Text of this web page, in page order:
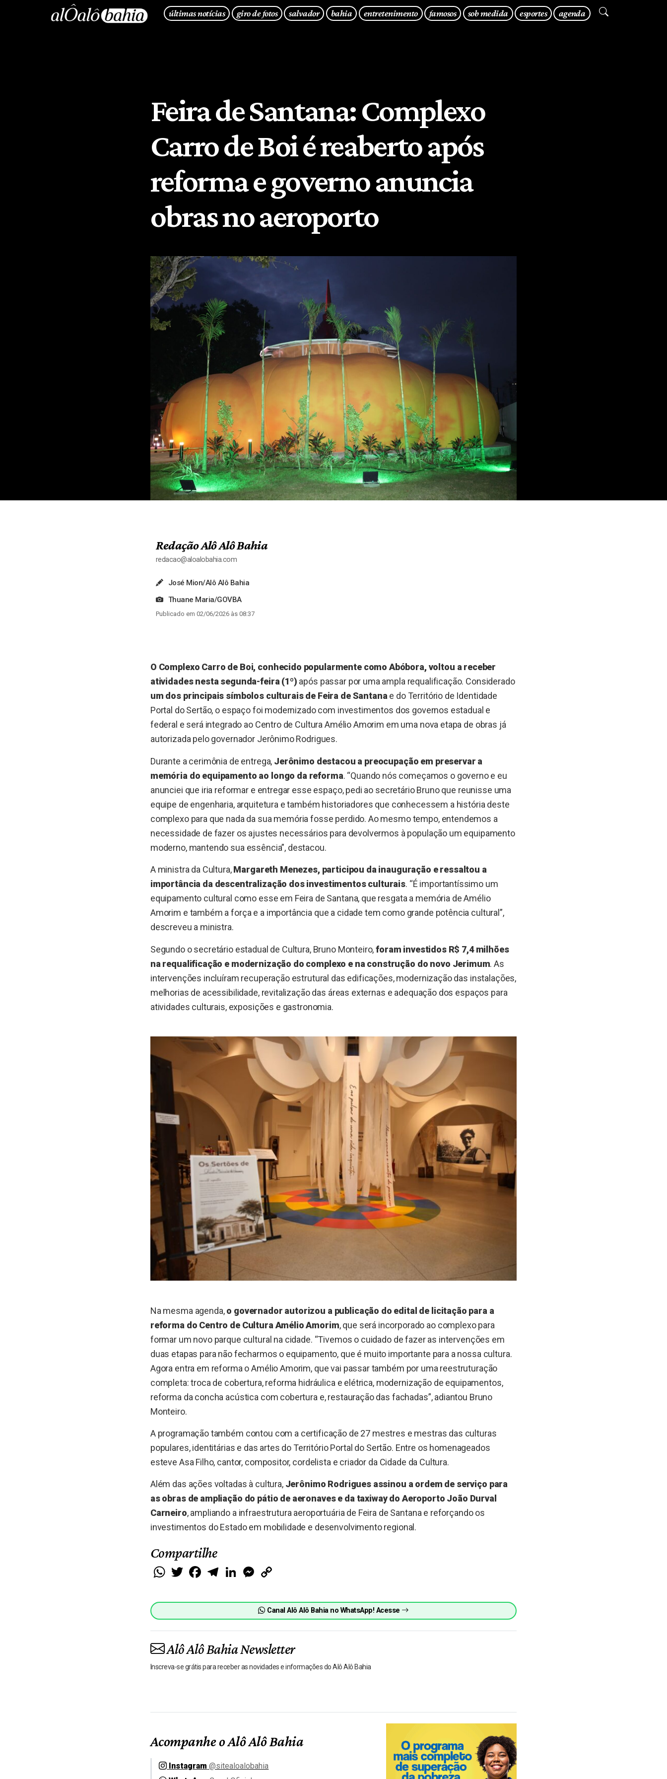
últimas notícias giro de fotos salvador bahia entretenimento famosos sob medida esportes agenda
Feira de Santana: Complexo
Carro de Boi é reaberto após
reforma e governo anuncia
obras no aeroporto
Redação Alô Alô Bahia
redacao@aloalobahia.com
José Mion/Alô Alô Bahia
Thuane Maria/GOVBA
Publicado em 02/06/2026 às 08:37
O Complexo Carro de Boi, conhecido popularmente como Abóbora, voltou a receber
atividades nesta segunda-feira (1º) após passar por uma ampla requalificação. Considerado
um dos principais símbolos culturais de Feira de Santanae do Território de Identidade
Portal do Sertão, o espaço foi modernizado com investimentos dos governos estadual e
federal e será integrado ao Centro de Cultura Amélio Amorim em uma nova etapa de obras já
autorizada pelo governador Jerônimo Rodrigues.
Durante a cerimônia de entrega, Jerônimo destacou a preocupação em preservar a
memória do equipamento ao longo da reforma. “Quando nós começamos o governo e eu
anunciei que iria reformar e entregar esse espaço, pedi ao secretário Bruno que reunisse uma
equipe de engenharia, arquitetura e também historiadores que conhecessem a história deste
complexo para que nada da sua memória fosse perdido. Ao mesmo tempo, entendemos a
necessidade de fazer os ajustes necessários para devolvermos à população um equipamento
moderno, mantendo sua essência”, destacou.
A ministra da Cultura,Margareth Menezes, participou da inauguração e ressaltou a
importância da descentralização dos investimentos culturais. “É importantíssimo um
equipamento cultural como esse em Feira de Santana, que resgata a memória de Amélio
Amorim e também a força e a importância que a cidade tem como grande potência cultural”,
descreveu a ministra.
Segundo o secretário estadual de Cultura, Bruno Monteiro,foram investidos R$ 7,4 milhões
na requalificação e modernização do complexo e na construção do novo Jerimum. As
intervenções incluíram recuperação estrutural das edificações, modernização das instalações,
melhorias de acessibilidade, revitalização das áreas externas e adequação dos espaços para
atividades culturais, exposições e gastronomia.
Na mesma agenda,o governador autorizou a publicação do edital de licitação para a
reforma do Centro de Cultura Amélio Amorim, que será incorporado ao complexo para
formar um novo parque cultural na cidade. “Tivemos o cuidado de fazer as intervenções em
duas etapas para não fecharmos o equipamento, que é muito importante para a nossa cultura.
Agora entra em reforma o Amélio Amorim, que vai passar também por uma reestruturação
completa: troca de cobertura, reforma hidráulica e elétrica, modernização de equipamentos,
reforma da concha acústica com cobertura e, restauração das fachadas”, adiantou Bruno
Monteiro.
A programação também contou com a certificação de 27 mestres e mestras das culturas
populares, identitárias e das artes do Território Portal do Sertão. Entre os homenageados
esteve Asa Filho, cantor, compositor, cordelista e criador da Cidade da Cultura.
Além das ações voltadas à cultura, Jerônimo Rodrigues assinou a ordem de serviço para
as obras de ampliação do pátio de aeronaves e da taxiway do Aeroporto João Durval
Carneiro, ampliando a infraestrutura aeroportuária de Feira de Santana e reforçando os
investimentos do Estado em mobilidade e desenvolvimento regional.
Compartilhe
WhatsApp
Twitter FacebookTelegramLinkedIn Messenger
Canal Alô Alô Bahia no WhatsApp! Acesse
Alô Alô Bahia Newsletter
Inscreva-se grátis para receber as novidades e informações do Alô Alô Bahia
Acompanhe o Alô Alô Bahia
Instagram @sitealoalobahia